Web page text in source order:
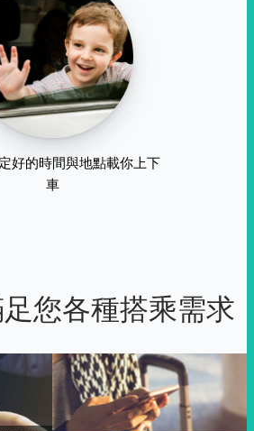
好的時間與地點載你上下
車
您各種搭乘需求